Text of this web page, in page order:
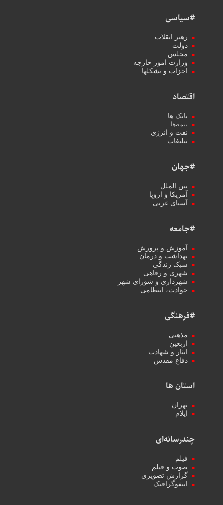
#سیاسی
رهبر انقلاب
دولت
مجلس
وزارت امور خارجه
احزاب و تشکلها
اقتصاد
بانک ها
بیمه‌ها
نفت و انرژی
تبلیغات
#جهان
بین الملل
آمریکا و اروپا
آسیای غربی
#جامعه
آموزش و پرورش
بهداشت و درمان
سبک زندگی
شهری و رفاهی
شهرداری و شورای شهر
حوادث، انتظامی
#فرهنگی
مذهبی
اربعین
ایثار و شهادت
دفاع مقدس
استان ها
تهران
ایلام
چندرسانه‌ای
فیلم
صوت و فیلم
گزارش تصویری
اینفوگرافیک